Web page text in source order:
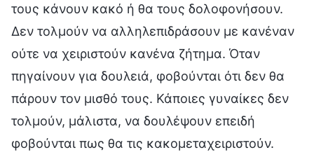
τους κάνουν κακό ή θα τους δολοφονήσουν.
Δεν τολμούν να αλληλεπιδράσουν με κανέναν
ούτε να χειριστούν κανένα ζήτημα. Όταν
πηγαίνουν για δουλειά, φοβούνται ότι δεν θα
πάρουν τον μισθό τους. Κάποιες γυναίκες δεν
τολμούν, μάλιστα, να δουλέψουν επειδή
φοβούνται πως θα τις κακομεταχειριστούν.